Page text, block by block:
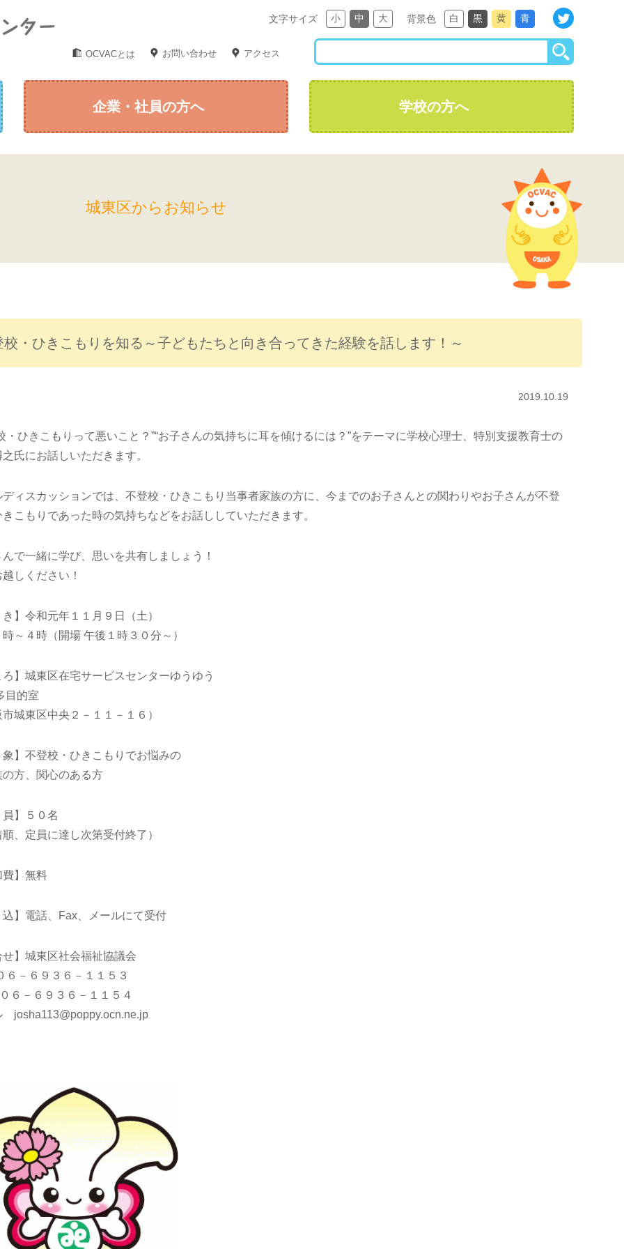
文字サイズ 小 中 大 背景色 白 黒 黄 青
OCVACとは お問い合わせ アクセス
企業・社員の方へ 学校の方へ
城東区からお知らせ
校・ひきこもりを知る～子どもたちと向き合ってきた経験を話します！～
2019.10.19
・ひきこもりって悪いこと？”“お子さんの気持ちに耳を傾けるには？”をテーマに学校心理士、特別支援教育士の
氏にお話しいただきます。
ディスカッションでは、不登校・ひきこもり当事者家族の方に、今までのお子さんとの関わりやお子さんが不登
こもりであった時の気持ちなどをお話ししていただきます。
で一緒に学び、思いを共有しましょう！
しください！
】令和元年１１月９日（土）
～４時（開場 午後１時３０分～）
】城東区在宅サービスセンターゆうゆう
目的室
城東区中央２－１１－１６）
】不登校・ひきこもりでお悩みの
の方、関心のある方
】５０名
、定員に達し次第受付終了）
費】無料
】電話、Fax、メールにて受付
せ】城東区社会福祉協議会
－６９３６－１１５３
６－６９３６－１１５４
josha113@poppy.ocn.ne.jp